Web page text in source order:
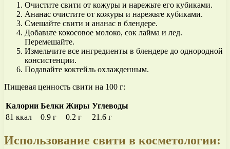
Очистите свити от кожуры и нарежьте его кубиками.
Ананас очистите от кожуры и нарежьте кубиками.
Смешайте свити и ананас в блендере.
Добавьте кокосовое молоко, сок лайма и лед.
Перемешайте.
Измельчите все ингредиенты в блендере до однородной
консистенции.
Подавайте коктейль охлажденным.
Пищевая ценность свити на 100 г:
Калории Белки Жиры Углеводы
81 ккал
0.9 г 0.2 г 21.6 г
Использование свити в косметологии: